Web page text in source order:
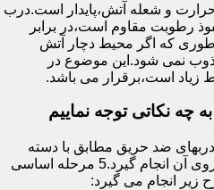
و شعله آتش،پایدار است.درب
رطوبت مقاوم است،در برابر
طوری که اگر محیط دچار آتش
نمی شود.این موضوع در
است،برقرار می باشد.
چه نکاتی توجه نماییم
ضد حریق مطابق با دسته
بندی و مقاومت آن ها،باید تست روی آن انجام گیرد.5 مرحله اساسی
زیر انجام می گیرد: